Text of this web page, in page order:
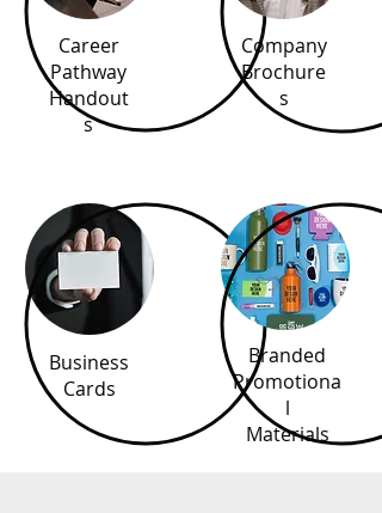
Career
Pathway
Handout
s
Company
Brochure
s
Business
Cards
Branded
Promotiona
l
Materials